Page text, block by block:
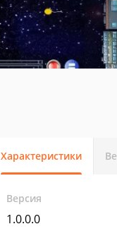
Характеристики
Версия
1.0.0.0